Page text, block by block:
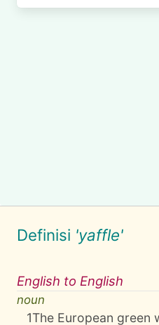
Definisi 'yaffle'
English to English
noun
1The European green